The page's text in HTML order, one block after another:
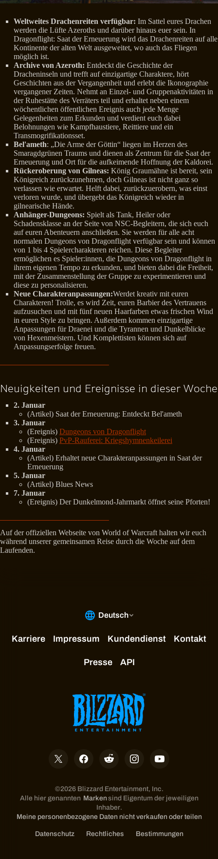
Weltweites Drachenreiten verfügbar: Im Sattel eures Drachen
werden die Lüfte Azeroths und darüber hinaus euer sein. In
Dragonflight: Saat der Erneuerung wird das Drachenreiten auf alle
Kontinente der alten Welt ausgeweitet, wo auch das Fliegen
möglich ist.
Archive von Azeroth: Entdeckt die Geschichte der
Dracheninseln und trefft auf einzigartige Charaktere, hört
Geschichten aus der Vergangenheit und erlebt die Ikonographie
vergangener Zeiten. Nehmt an Einzel- und Gruppenaktivitäten in
der Ruhestätte des Verräters teil und erhaltet neben einem
wöchentlichen öffentlichen Ereignis auch jede Menge
Gelegenheiten zum Erkunden und verdient euch dabei
Belohnungen wie Kampfhaustiere, Reittiere und ein
Transmogrifikationsset.
Bel'ameth: „Die Arme der Göttin“ liegen im Herzen des
Smaragdgrünen Traums und dienen als Zentrum für die Saat der
Erneuerung und Ort für die aufkeimende Hoffnung der Kaldorei.
Rückeroberung von Gilneas: König Graumähne ist bereit, sein
Königreich zurückzunehmen, doch Gilneas ist nicht ganz so
verlassen wie erwartet. Helft dabei, zurückzuerobern, was einst
verloren wurde, und übergebt das Königreich wieder in
gilnearische Hände.
Anhänger-Dungeons: Spielt als Tank, Heiler oder
Schadensklasse an der Seite von NSC-Begleitern, die sich euch
auf euren Abenteuern anschließen. Sie werden für alle acht
normalen Dungeons von Dragonflight verfügbar sein und können
von 1 bis 4 Spielercharakteren reichen. Diese Begleiter
ermöglichen es Spieler:innen, die Dungeons von Dragonflight in
ihrem eigenen Tempo zu erkunden, und bieten dabei die Freiheit,
mit der Zusammenstellung der Gruppe zu experimentieren und
diese zu personalisieren.
Neue Charakteranpassungen:Werdet kreativ mit euren
Charakteren! Trolle, es wird Zeit, euren Barbier des Vertrauens
aufzusuchen und mit fünf neuen Haarfarben etwas frischen Wind
in euren Style zu bringen. Außerdem kommen einzigartige
Anpassungen für Draenei und die Tyrannen und Dunkelblicke
von Hexenmeistern. Und Komplettisten können sich auf
Anpassungserfolge freuen.
Neuigkeiten und Ereignisse in dieser Woche
2. Januar
(Artikel) Saat der Erneuerung: Entdeckt Bel'ameth
3. Januar
(Ereignis) Dungeons von Dragonflight
(Ereignis) PvP-Rauferei: Kriegshymnenkeilerei
4. Januar
(Artikel) Erhaltet neue Charakteranpassungen in Saat der
Erneuerung
5. Januar
(Artikel) Blues News
7. Januar
(Ereignis) Der Dunkelmond-Jahrmarkt öffnet seine Pforten!
Auf der offiziellen Webseite von World of Warcraft halten wir euch
während unserer gemeinsamen Reise durch die Woche auf dem
Laufenden.